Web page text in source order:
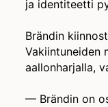
ja identiteetti
Brändin
Vakiintuneiden
aallonharjalla,
— Brändin on